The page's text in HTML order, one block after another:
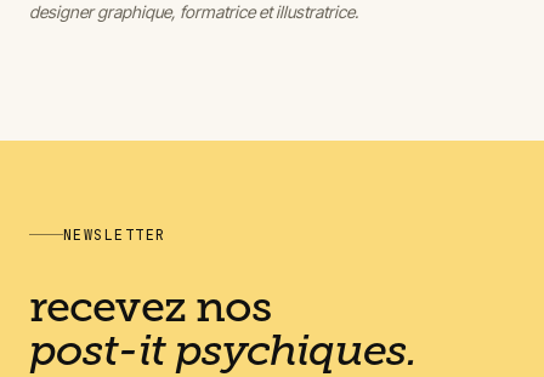
designer graphique, formatrice et illustratrice.
NEWSLETTER
recevez nos
post-it psychiques.